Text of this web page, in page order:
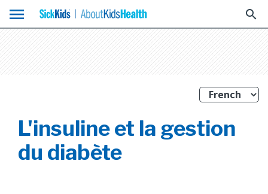
menu search
L'insuline et la gestion
du diabète